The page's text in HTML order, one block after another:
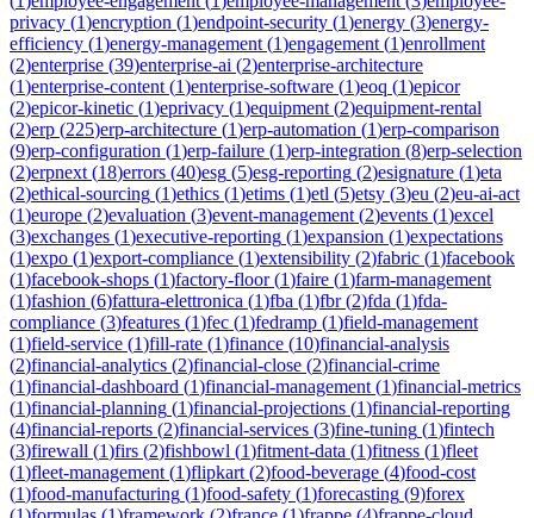
privacy (1)encryption (1)endpoint-security (1)energy (3)energy-
efficiency (1)energy-management (1)engagement (1)enrollment
(2)enterprise (39)enterprise-ai (2)enterprise-architecture
(1)enterprise-content (1)enterprise-software (1)eoq (1)epicor
(2)epicor-kinetic (1)eprivacy (1)equipment (2)equipment-rental
(2)erp (225)erp-architecture (1)erp-automation (1)erp-comparison
(9)erp-configuration (1)erp-failure (1)erp-integration (8)erp-selection
(2)erpnext (18)errors (40)esg (5)esg-reporting (2)esignature (1)eta
(2)ethical-sourcing (1)ethics (1)etims (1)etl (5)etsy (3)eu (2)eu-ai-act
(1)europe (2)evaluation (3)event-management (2)events (1)excel
(3)exchanges (1)executive-reporting (1)expansion (1)expectations
(1)expo (1)export-compliance (1)extensibility (2)fabric (1)facebook
(1)facebook-shops (1)factory-floor(1)faire (1)farm-management
(1)fashion (6)fattura-elettronica (1)fba (1)fbr(2)fda (1)fda-
compliance (3)features (1)fec (1)fedramp (1)field-management
(1)field-service (1)fill-rate (1)finance (10)financial-analysis
(2)financial-analytics (2)financial-close (2)financial-crime
(1)financial-dashboard (1)financial-management (1)financial-metrics
(1)financial-planning (1)financial-projections (1)financial-reporting
(4)financial-reports (2)financial-services (3)fine-tuning (1)fintech
(3)firewall (1)firs (2)fishbowl (1)fitment-data (1)fitness (1)fleet
(1)fleet-management (1)flipkart (2)food-beverage (4)food-cost
(1)food-manufacturing (1)food-safety (1)forecasting (9)forex